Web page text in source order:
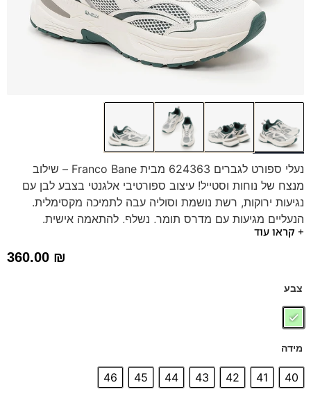
נעלי ספורט לגברים 624363 מבית Franco Bane – שילוב
מנצח של נוחות וסטייל! עיצוב ספורטיבי אלגנטי בצבע לבן עם
נגיעות ירוקות, רשת נושמת וסוליה עבה לתמיכה מקסימלית.
הנעליים מגיעות עם מדרס תומך, נשלף, להתאמה אישית.
מושלמות לכל פעילות, מספקות נוחות לאורך כל היום.
+ קראו עוד
360.00 ₪
צבע
מידה
40
41
42
43
44
45
46